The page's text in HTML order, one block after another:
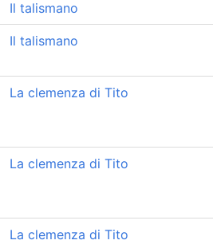
Il talismano
Il talismano
La clemenza di Tito
La clemenza di Tito
La clemenza di Tito